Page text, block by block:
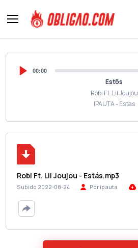
00:00
Estбs
Robi Ft. Lil Joujou
IPAUTA - Estas
Robi Ft. Lil Joujou - Estás.mp3
Subido 2022-08-24 Por ipauta